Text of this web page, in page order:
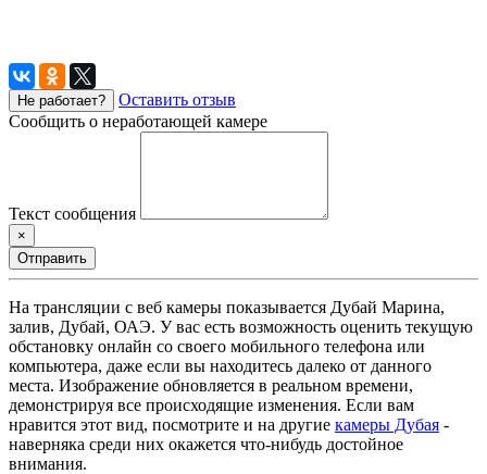
Не работает?
Оставить отзыв
Сообщить о неработающей камере
Текст сообщения
×
Отправить
На трансляции с веб камеры показывается Дубай Марина,
залив, Дубай, ОАЭ. У вас есть возможность оценить текущую
обстановку онлайн со своего мобильного телефона или
компьютера, даже если вы находитесь далеко от данного
места. Изображение обновляется в реальном времени,
демонстрируя все происходящие изменения. Если вам
нравится этот вид, посмотрите и на другие камеры Дубая -
наверняка среди них окажется что-нибудь достойное
внимания.